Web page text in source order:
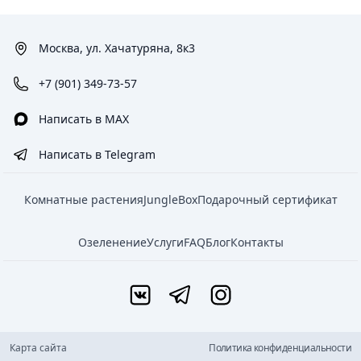
Москва, ул. Хачатуряна, 8к3
+7 (901) 349-73-57
Написать в MAX
Написать в Telegram
Комнатные растенияJungleBoxПодарочный сертификат
ОзеленениеУслугиFAQБлогКонтакты
Карта сайта Политика конфиденциальности